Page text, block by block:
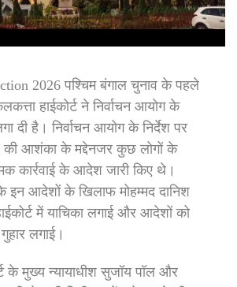
2026 पश्चिम बंगाल चुनाव के पहले
हाईकोर्ट ने निर्वाचन आयोग के
दी है। निर्वाचन आयोग के निर्देश पर
की आशंका के मद्देनजर कुछ लोगों के
कार्रवाई के आदेश जारी किए थे।
इन आदेशों के खिलाफ मोहम्मद दानिश
में याचिका लगाई और आदेशों को
लगाई।
के मुख्य न्यायाधीश सुजॉय पॉल और